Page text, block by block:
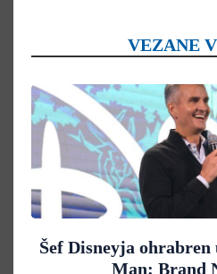
VEZANE
Šef Disneyja
Man: Brand